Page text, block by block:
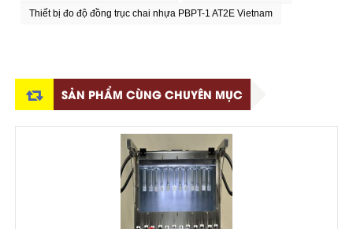
Thiết bị đo độ đồng trục chai nhựa PBPT-1 AT2E Vietnam
SẢN PHẨM CÙNG CHUYÊN MỤC